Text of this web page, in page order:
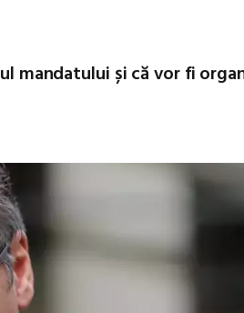
mandatului și că vor fi